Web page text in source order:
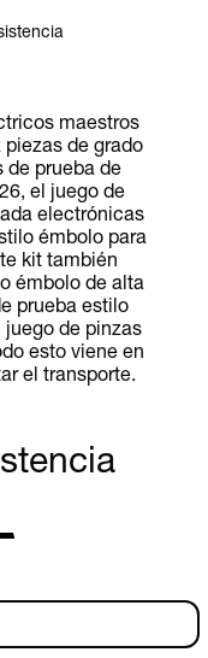
maestros
piezas de grado
de prueba de
el juego de
electrónicas
émbolo para
kit también
émbolo de alta
prueba estilo
juego de pinzas
esto viene en
el transporte.